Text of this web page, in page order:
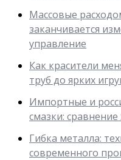
Массовые
заканчивается
управление
Как красители
труб до ярких
Импортные и
смазки:
Гибка металла:
современного